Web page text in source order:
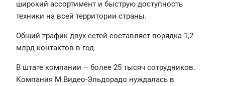
широкий ассортимент и быструю доступность
техники на всей территории страны.
Общий трафик двух сетей составляет порядка 1,2
млрд контактов в год.
В штате компании – более 25 тысяч сотрудников.
Компания М.Видео-Эльдорадо нуждалась в